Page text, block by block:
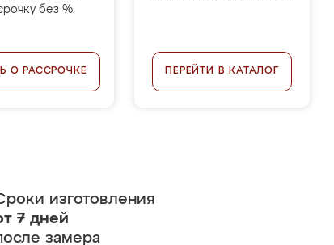
без %.
О РАССРОЧКЕ ПЕРЕЙТИ В КАТАЛОГ
изготовления
7 дней
замера